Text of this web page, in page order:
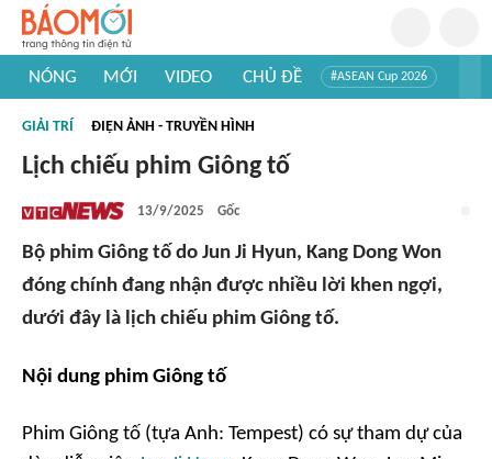
NÓNG MỚI VIDEO CHỦ ĐỀ #ASEAN Cup 2026
#Khám phá thế giới
GIẢI TRÍ ĐIỆN ẢNH - TRUYỀN HÌNH
Lịch chiếu phim Giông tố
13/9/2025 Gốc
Bộ phim Giông tố do Jun Ji Hyun, Kang Dong Won
đóng chính đang nhận được nhiều lời khen ngợi,
dưới đây là lịch chiếu phim Giông tố.
Nội dung phim Giông tố
Phim Giông tố (tựa Anh: Tempest) có sự tham dự của